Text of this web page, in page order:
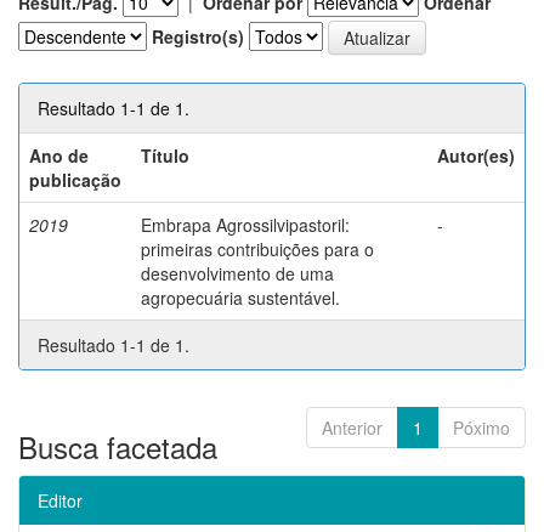
Registro(s)
Resultado 1-1 de 1.
Ano de
publicação
Título Autor(es)
2019
Embrapa Agrossilvipastoril:
primeiras contribuições para o
desenvolvimento de uma
agropecuária sustentável.
-
Resultado 1-1 de 1.
Anterior 1 Póximo
Busca facetada
Editor